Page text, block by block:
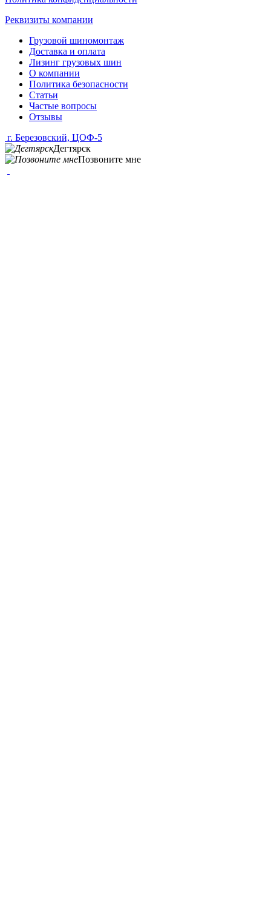
Реквизиты компании
Грузовой шиномонтаж
Доставка и оплата
Лизинг грузовых шин
О компании
Политика безопасности
Статьи
Частые вопросы
Отзывы
г. Березовский, ЦОФ-5
Дегтярск
Позвоните мне